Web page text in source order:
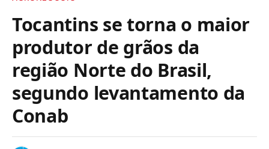
Tocantins se torna o maior
produtor de grãos da
região Norte do Brasil,
segundo levantamento da
Conab